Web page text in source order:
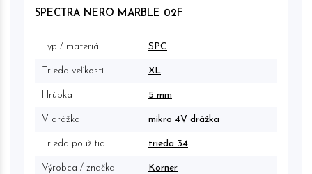
SPECTRA NERO MARBLE 02F
Typ / materiál SPC
Trieda veľkosti XL
Hrúbka 5 mm
V drážka mikro 4V drážka
Trieda použitia trieda 34
Výrobca / značka Korner